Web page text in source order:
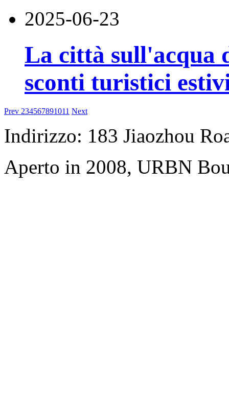
2025-06-23
La città sull'acqua
sconti turistici
Prev 234567891011 Next
Indirizzo: 183 Jiaozhou
Aperto in 2008, URBN